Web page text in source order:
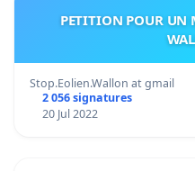
PETITION POUR UN
Stop.Eolien.Wallon at gmail
2 056 signatures
20 Jul 2022